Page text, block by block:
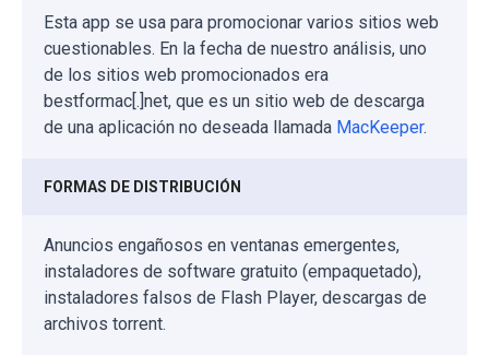
Esta app se usa para promocionar varios sitios web
cuestionables. En la fecha de nuestro análisis, uno
de los sitios web promocionados era
bestformac[.]net, que es un sitio web de descarga
de una aplicación no deseada llamada MacKeeper.
FORMAS DE DISTRIBUCIÓN
Anuncios engañosos en ventanas emergentes,
instaladores de software gratuito (empaquetado),
instaladores falsos de Flash Player, descargas de
archivos torrent.